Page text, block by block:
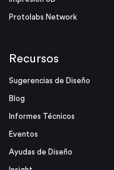
Protolabs Network
Recursos
Sugerencias de Diseño
Blog
Informes Técnicos
Eventos
Ayudas de Diseño